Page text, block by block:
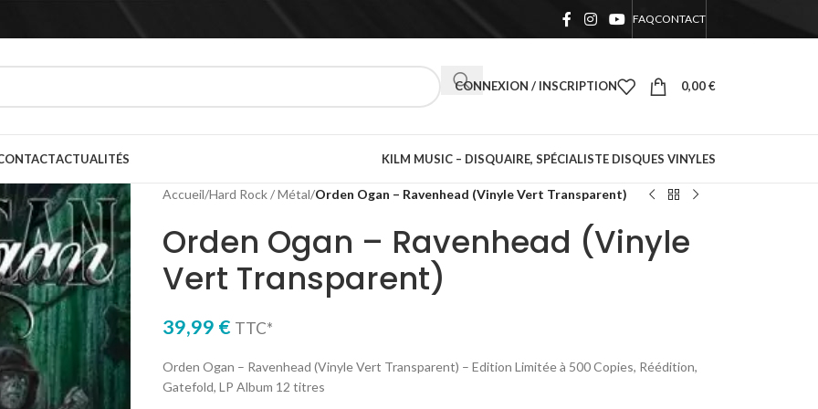
FAQCONTACT
CONNEXION / INSCRIPTION 0,00€
ACTUALITÉS KILM MUSIC – DISQUAIRE, SPÉCIALISTE DISQUES VINYLES
Accueil/Hard Rock / Métal/Orden Ogan – Ravenhead (Vinyle Vert Transparent)
Orden Ogan – Ravenhead (Vinyle
Vert Transparent)
39,99 € TTC*
Orden Ogan – Ravenhead (Vinyle Vert Transparent) – Edition Limitée à 500 Copies, Réédition,
Gatefold, LP Album 12 titres